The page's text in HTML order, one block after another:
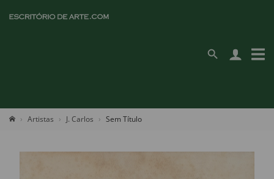
Artistas J. Carlos Sem Título